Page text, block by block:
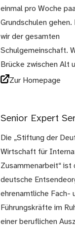
einmal pro Woche
Grundschulen
wir der gesamten
Schulgemeinschaft.
Brücke zwischen Alt
Zur Homepage
Senior Expert
Die „Stiftung der
Wirtschaft für
Zusammenarbeit“ ist
deutsche
ehrenamtliche Fach-
Führungskräfte im
einer beruflichen